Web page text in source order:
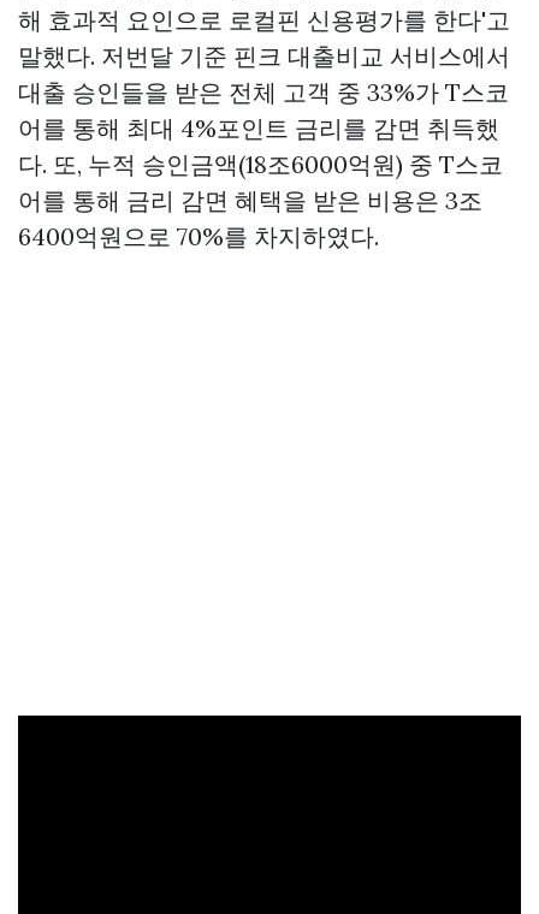
해 효과적 요인으로 로컬핀 신용평가를 한다'고
말했다. 저번달 기준 핀크 대출비교 서비스에서
대출 승인들을 받은 전체 고객 중 33%가 T스코
어를 통해 최대 4%포인트 금리를 감면 취득했
다. 또, 누적 승인금액(18조6000억원) 중 T스코
어를 통해 금리 감면 혜택을 받은 비용은 3조
6400억원으로 70%를 차지하였다.